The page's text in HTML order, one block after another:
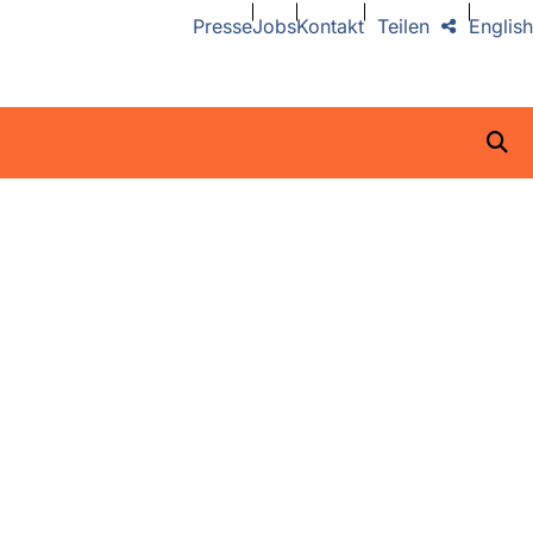
PresseJobsKontakt English
Teilen